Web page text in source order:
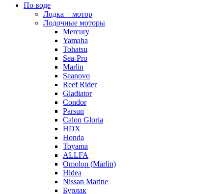
По воде
Лодка + мотор
Лодочные моторы
Mercury
Yamaha
Tohatsu
Sea-Pro
Marlin
Seanovo
Reef Rider
Gladiator
Condor
Parsun
Calon Gloria
HDX
Honda
Toyama
ALLFA
Omolon (Marlin)
Hidea
Nissan Marine
Бурлак